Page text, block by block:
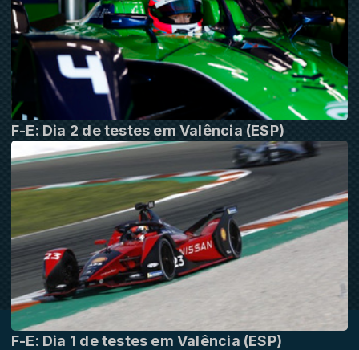
F-E: Dia 2 de testes em Valência (ESP)
F-E: Dia 1 de testes em Valência (ESP)